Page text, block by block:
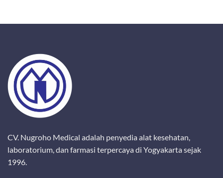
CV. Nugroho Medical adalah penyedia alat kesehatan,
laboratorium, dan farmasi terpercaya di Yogyakarta sejak
1996.